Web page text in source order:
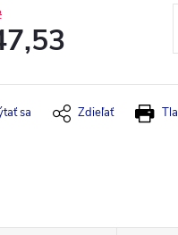
sa Zdieľať